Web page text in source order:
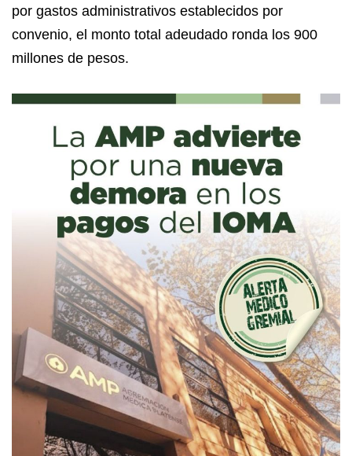
por gastos administrativos establecidos por
convenio, el monto total adeudado ronda los 900
millones de pesos.